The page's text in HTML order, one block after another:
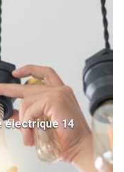
électrique 14